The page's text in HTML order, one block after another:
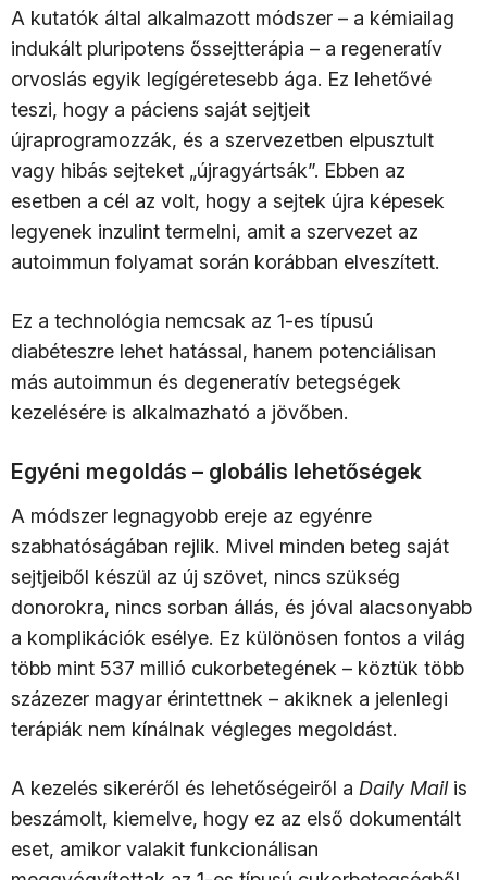
A kutatók által alkalmazott módszer – a kémiailag
indukált pluripotens őssejtterápia – a regeneratív
orvoslás egyik legígéretesebb ága. Ez lehetővé
teszi, hogy a páciens saját sejtjeit
újraprogramozzák, és a szervezetben elpusztult
vagy hibás sejteket „újragyártsák”. Ebben az
esetben a cél az volt, hogy a sejtek újra képesek
legyenek inzulint termelni, amit a szervezet az
autoimmun folyamat során korábban elveszített.
Ez a technológia nemcsak az 1-es típusú
diabéteszre lehet hatással, hanem potenciálisan
más autoimmun és degeneratív betegségek
kezelésére is alkalmazható a jövőben.
Egyéni megoldás – globális lehetőségek
A módszer legnagyobb ereje az egyénre
szabhatóságában rejlik. Mivel minden beteg saját
sejtjeiből készül az új szövet, nincs szükség
donorokra, nincs sorban állás, és jóval alacsonyabb
a komplikációk esélye. Ez különösen fontos a világ
több mint 537 millió cukorbetegének – köztük több
százezer magyar érintettnek – akiknek a jelenlegi
terápiák nem kínálnak végleges megoldást.
A kezelés sikeréről és lehetőségeiről a Daily Mailis
beszámolt, kiemelve, hogy ez az első dokumentált
eset, amikor valakit funkcionálisan